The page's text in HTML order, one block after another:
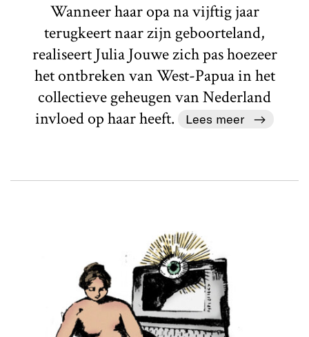
Wanneer haar opa na vijftig jaar
terugkeert naar zijn geboorteland,
realiseert Julia Jouwe zich pas hoezeer
het ontbreken van West-Papua in het
collectieve geheugen van Nederland
invloed op haar heeft.
Lees meer